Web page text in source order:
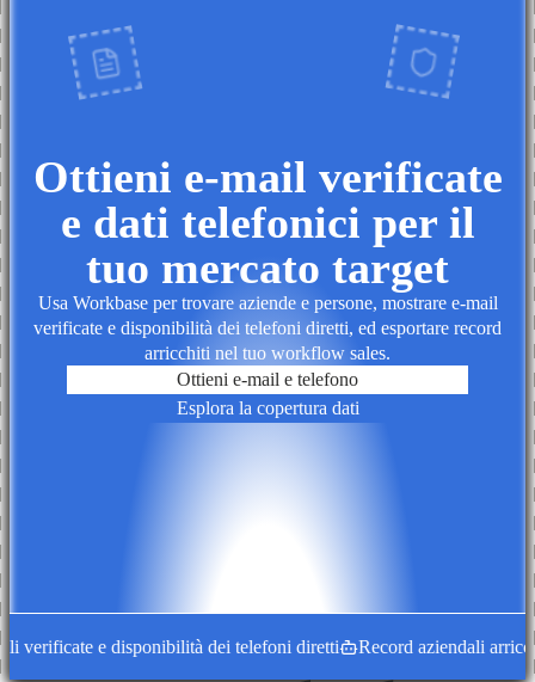
Ottieni e-mail verificate
e dati telefonici per il
tuo mercato target
Usa Workbase per trovare aziende e persone, mostrare e-mail
verificate e disponibilità dei telefoni diretti, ed esportare record
arricchiti nel tuo workflow sales.
Ottieni e-mail e telefono
Esplora la copertura dati
e disponibilità dei telefoni diretti Record aziendali